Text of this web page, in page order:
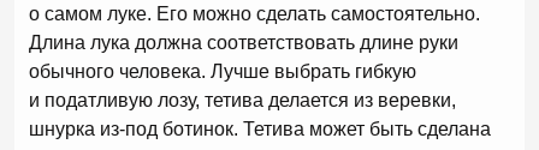
о самом луке. Его можно сделать самостоятельно.
Длина лука должна соответствовать длине руки
обычного человека. Лучше выбрать гибкую
и податливую лозу, тетива делается из веревки,
шнурка из-под ботинок. Тетива может быть сделана